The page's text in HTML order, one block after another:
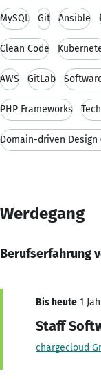
MySQL Git Ansible
Clean Code
AWS GitLab
PHP Frameworks
Domain-driven Design
Werdegang
Berufserfahrung
Bis heute 1
Staff
chargecloud